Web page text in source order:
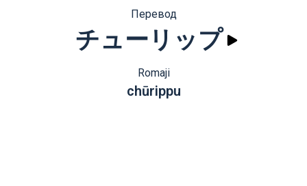
Перевод
チューリップ
Romaji
chūrippu